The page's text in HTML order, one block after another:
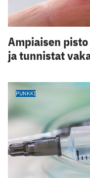
Ampiaisen
ja tunnistat
PUNKKI